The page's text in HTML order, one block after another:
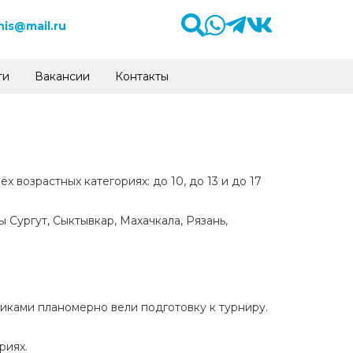
Вакансии Контакты
категориях: до 10, до 13 и до 17
Сыктывкар, Махачкала, Рязань,
планомерно вели подготовку к турниру.